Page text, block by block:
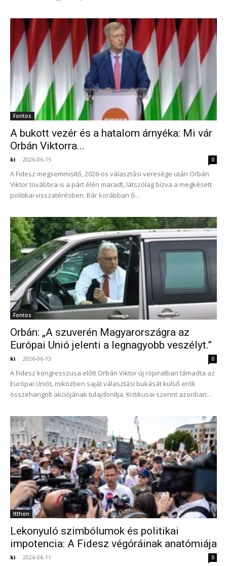
Fontos
A bukott vezér és a hatalom árnyéka: Mi vár
Orbán Viktorra...
ki - 2026-06-15 0
A Fidesz megsemmisítő, 2026-os választási veresége után Orbán
Viktor továbbra is a párt élén maradt, látszólag bízva a megkésett
politikai visszatérésben. Bár korábban ő...
Fontos
Orbán: „A szuverén Magyarországra az
Európai Unió jelenti a legnagyobb veszélyt.”
ki - 2026-06-13 0
A Fidesz kongresszusa előtt Orbán Viktor új röpiratban támadta az
Európai Uniót, miközben saját választási bukását külső erők
összehangolt akciójának tulajdonítja. Kritikusai szerint azonban...
Itthon
Lekonyuló szimbólumok és politikai
impotencia: A Fidesz végóráinak anatómiája
ki - 2026-06-11 0